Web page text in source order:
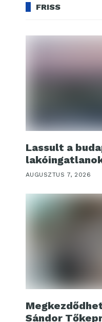
FRISS
Lassult a
AUGUSZTUS 7, 2026
Sándor